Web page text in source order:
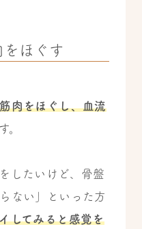
ほぐす
肉をほぐし、血流
。
したいけど、骨盤
ない」といった方
してみると感覚を